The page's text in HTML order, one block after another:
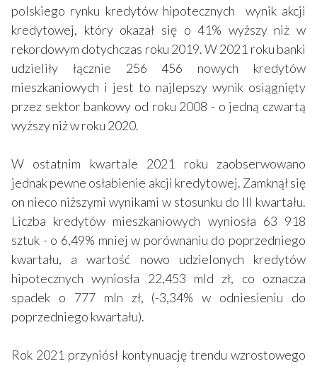
polskiego rynku kredytów hipotecznych wynik akcji
kredytowej, który okazał się o 41% wyższy niż w
rekordowym dotychczas roku 2019. W 2021 roku banki
udzieliły łącznie 256 456 nowych kredytów
mieszkaniowych i jest to najlepszy wynik osiągnięty
przez sektor bankowy od roku 2008 - o jedną czwartą
wyższy niż w roku 2020.
W ostatnim kwartale 2021 roku zaobserwowano
jednak pewne osłabienie akcji kredytowej. Zamknął się
on nieco niższymi wynikami w stosunku do III kwartału.
Liczba kredytów mieszkaniowych wyniosła 63 918
sztuk - o 6,49% mniej w porównaniu do poprzedniego
kwartału, a wartość nowo udzielonych kredytów
hipotecznych wyniosła 22,453 mld zł, co oznacza
spadek o 777 mln zł, (-3,34% w odniesieniu do
poprzedniego kwartału).
Rok 2021 przyniósł kontynuację trendu wzrostowego